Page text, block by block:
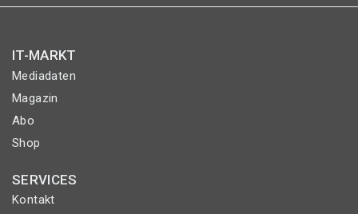
IT-MARKT
Mediadaten
Magazin
Abo
Shop
SERVICES
Kontakt